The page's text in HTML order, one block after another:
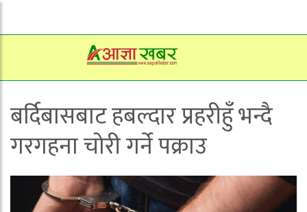
बर्दिबासबाट हबल्दार प्रहरीहुँ भन्दै
गरगहना चोरी गर्ने पक्राउ